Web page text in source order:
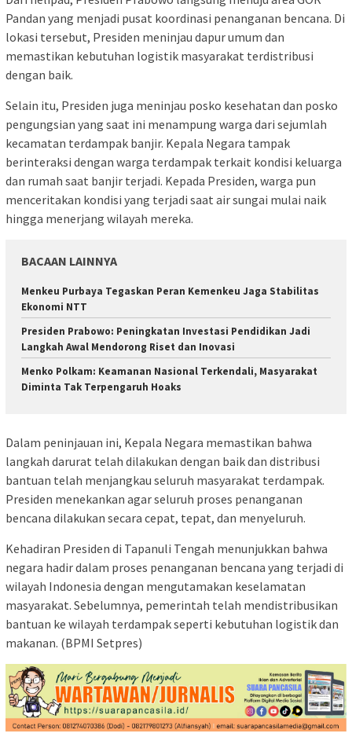
Pandan yang menjadi pusat koordinasi penanganan bencana. Di
lokasi tersebut, Presiden meninjau dapur umum dan
memastikan kebutuhan logistik masyarakat terdistribusi
dengan baik.
Selain itu, Presiden juga meninjau posko kesehatan dan posko
pengungsian yang saat ini menampung warga dari sejumlah
kecamatan terdampak banjir. Kepala Negara tampak
berinteraksi dengan warga terdampak terkait kondisi keluarga
dan rumah saat banjir terjadi. Kepada Presiden, warga pun
menceritakan kondisi yang terjadi saat air sungai mulai naik
hingga menerjang wilayah mereka.
BACAAN LAINNYA
Menkeu Purbaya Tegaskan Peran Kemenkeu Jaga Stabilitas
Ekonomi NTT
Presiden Prabowo: Peningkatan Investasi Pendidikan Jadi
Langkah Awal Mendorong Riset dan Inovasi
Menko Polkam: Keamanan Nasional Terkendali, Masyarakat
Diminta Tak Terpengaruh Hoaks
Dalam peninjauan ini, Kepala Negara memastikan bahwa
langkah darurat telah dilakukan dengan baik dan distribusi
bantuan telah menjangkau seluruh masyarakat terdampak.
Presiden menekankan agar seluruh proses penanganan
bencana dilakukan secara cepat, tepat, dan menyeluruh.
Kehadiran Presiden di Tapanuli Tengah menunjukkan bahwa
negara hadir dalam proses penanganan bencana yang terjadi di
wilayah Indonesia dengan mengutamakan keselamatan
masyarakat. Sebelumnya, pemerintah telah mendistribusikan
bantuan ke wilayah terdampak seperti kebutuhan logistik dan
makanan. (BPMI Setpres)